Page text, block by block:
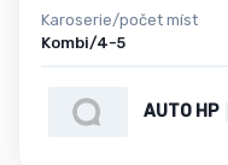
Karoserie/počet míst
Kombi/4-5
AUTO HP